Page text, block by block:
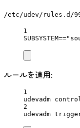
/etc/udev/rules.d/
1
SUBSYSTEM=
ルールを適用:
1
udevadm control
2
udevadm